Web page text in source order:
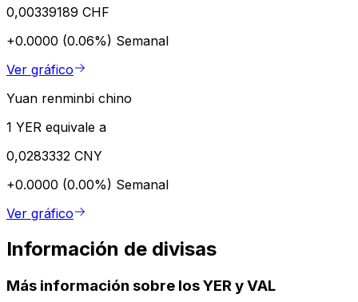
0,00339189 CHF
+0.0000 (0.06%) Semanal
Ver gráfico
Yuan renminbi chino
1 YER equivale a
0,0283332 CNY
+0.0000 (0.00%) Semanal
Ver gráfico
Información de divisas
Más información sobre los YER y VAL